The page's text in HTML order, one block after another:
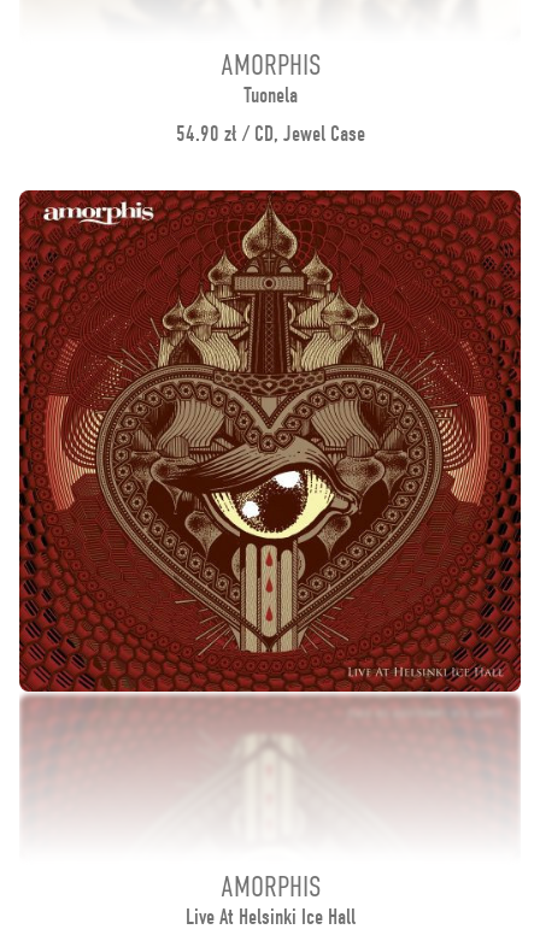
AMORPHIS
Tuonela
54.90 zł / CD, Jewel Case
AMORPHIS
Live At Helsinki Ice Hall